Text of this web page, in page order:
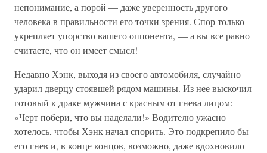
непонимание, а порой — даже уверенность другого
человека в правильности его точки зрения. Спор только
укрепляет упорство вашего оппонента, — а вы все равно
считаете, что он имеет смысл!
Недавно Хэнк, выходя из своего автомобиля, случайно
ударил дверцу стоявшей рядом машины. Из нее выскочил
готовый к драке мужчина с красным от гнева лицом:
«Черт побери, что вы наделали!» Водителю ужасно
хотелось, чтобы Хэнк начал спорить. Это подкрепило бы
его гнев и, в конце концов, возможно, даже вдохновило